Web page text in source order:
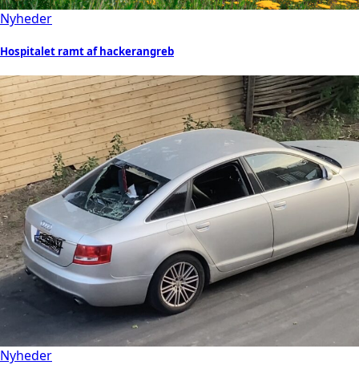
Nyheder
Hospitalet ramt af hackerangreb
Nyheder